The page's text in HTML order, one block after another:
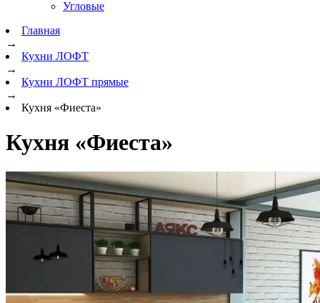
Угловые
Главная
→
Кухни ЛОФТ
→
Кухни ЛОФТ прямые
→
Кухня «Фиеста»
Кухня «Фиеста»